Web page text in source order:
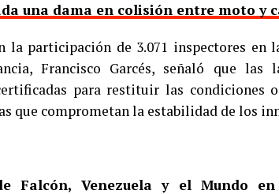
una dama en colisión entre moto y
la participación de 3.071 inspectores en
Francisco Garcés, señaló que las
para restituir las condiciones
que comprometan la estabilidad de los
Falcón, Venezuela y el Mundo